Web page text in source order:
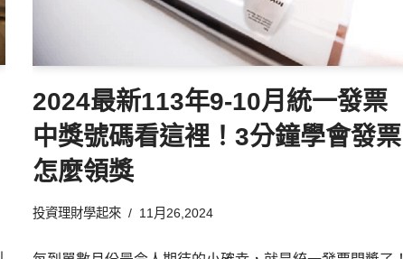
2024最新113年9-10月統一發票
中獎號碼看這裡！3分鐘學會發票
怎麼領獎
投資理財學起來 11月26,2024